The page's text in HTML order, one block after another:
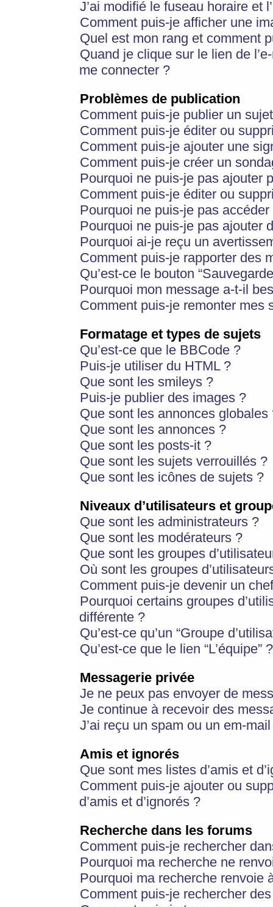
J’ai modifié le fuseau horaire et
Comment puis-je afficher une
Quel est mon rang et comment
Quand je clique sur le lien de
me connecter ?
Problèmes de publication
Comment puis-je publier un
Comment puis-je éditer ou
Comment puis-je ajouter une
Comment puis-je créer un
Pourquoi ne puis-je pas ajouter
Comment puis-je éditer ou
Pourquoi ne puis-je pas
Pourquoi ne puis-je pas ajouter
Pourquoi ai-je reçu un
Comment puis-je rapporter des
Qu’est-ce le bouton
Pourquoi mon message a-t-il
Comment puis-je remonter mes
Formatage et types de sujets
Qu’est-ce que le BBCode ?
Puis-je utiliser du HTML ?
Que sont les smileys ?
Puis-je publier des images ?
Que sont les annonces globales
Que sont les annonces ?
Que sont les posts-it ?
Que sont les sujets verrouillés ?
Que sont les icônes de sujets ?
Niveaux d’utilisateurs et
Que sont les administrateurs ?
Que sont les modérateurs ?
Que sont les groupes
Où sont les groupes
Comment puis-je devenir un
Pourquoi certains groupes
différente ?
Qu’est-ce qu’un “Groupe
Qu’est-ce que le lien “L’équipe” ?
Messagerie privée
Je ne peux pas envoyer de
Je continue à recevoir des
J’ai reçu un spam ou un em-
Amis et ignorés
Que sont mes listes d’amis et
Comment puis-je ajouter ou
d’amis et d’ignorés ?
Recherche dans les forums
Comment puis-je rechercher
Pourquoi ma recherche ne
Pourquoi ma recherche renvoie
Comment puis-je rechercher